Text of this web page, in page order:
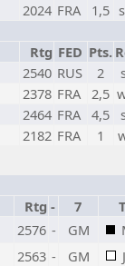
2024 FRA 1,5
Rtg FED Pts.
2540 RUS 2
2378 FRA 2,5
2464 FRA 4,5
2182 FRA 1
Rtg - 7
2576 - GM
2563 - GM